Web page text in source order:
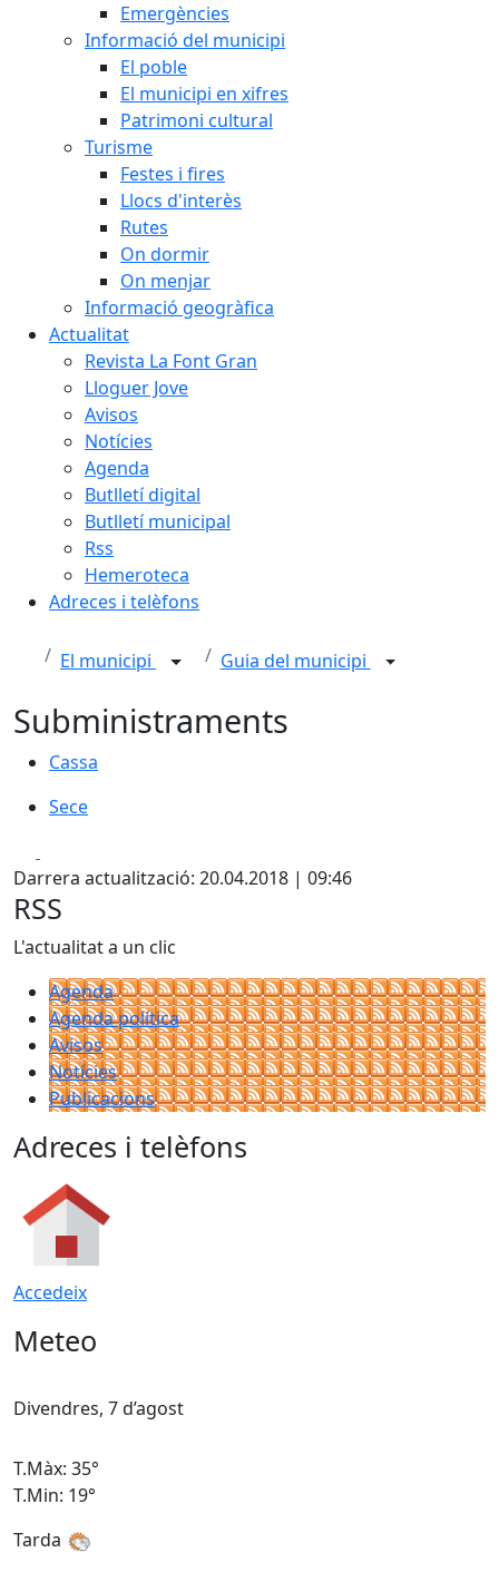
Emergències
Informació del municipi
El poble
El municipi en xifres
Patrimoni cultural
Turisme
Festes i fires
Llocs d'interès
Rutes
On dormir
On menjar
Informació geogràfica
Actualitat
Revista La Font Gran
Lloguer Jove
Avisos
Notícies
Agenda
Butlletí digital
Butlletí municipal
Rss
Hemeroteca
Adreces i telèfons
El municipi Guia del municipi
Subministraments
Cassa
Sece
Darrera actualització: 20.04.2018 | 09:46
RSS
L'actualitat a un clic
Agenda
Agenda política
Avisos
Notícies
Publicacions
Adreces i telèfons
Accedeix
Meteo
Divendres, 7 d’agost
T.Màx: 35°
T.Min: 19°
Tarda